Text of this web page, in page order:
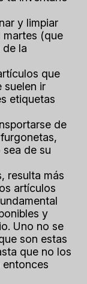
y limpiar
martes (que
de la
que
suelen ir
etiquetas
de
de su
resulta más
artículos
y
Uno no se
son estas
que no los
entonces